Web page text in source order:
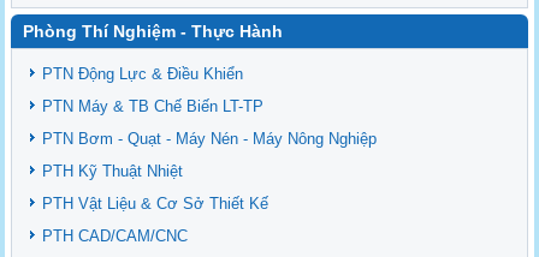
Phòng Thí Nghiệm - Thực Hành
PTN Động Lực & Điều Khiển
PTN Máy & TB Chế Biến LT-TP
PTN Bơm - Quạt - Máy Nén - Máy Nông Nghiệp
PTH Kỹ Thuật Nhiệt
PTH Vật Liệu & Cơ Sở Thiết Kế
PTH CAD/CAM/CNC